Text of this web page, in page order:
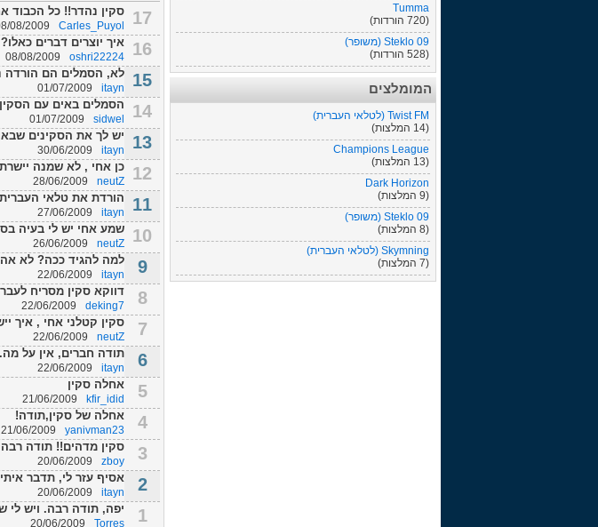
Tumma
(720 הורדות)
Steklo 09 (משופר)
(528 הורדות)
המומלצים
Twist FM (לטלאי העברית)
(14 המלצות)
Champions League
(13 המלצות)
Dark Horizon
(9 המלצות)
Steklo 09 (משופר)
(8 המלצות)
Skymning (לטלאי העברית)
(7 המלצות)
17 סקין נהדר!! כל הכבוד
Carles_Puyol
08/2009
16 איך יוצרים דברים כאלו?
oshri22224
08/08/2009
15 לא, הסמלים הם הורדה
itayn
01/07/2009
14 הסמלים באים עם
sidwel
01/07/2009
13 יש לך את הסקינים
itayn
30/06/2009
12 כן אחי , לא שמנה
neutZ
28/06/2009
11 הורדת את טלאי
itayn
27/06/2009
10 שמע אחי יש לי בעיה
neutZ
26/06/2009
9 למה להגיד ככה? לא
itayn
22/06/2009
8 דווקא סקין מסריח
deking7
22/06/2009
7 סקין קטלני אחי , איך
neutZ
22/06/2009
6 תודה חברים, אין על מה.
itayn
22/06/2009
5 אחלה סקין
kfir_idid
21/06/2009
4 אחלה של סקין,תודה!
yanivman23
21/06/2009
3 סקין מדהים!! תודה רבה
zboy
20/06/2009
2 אסיף עזר לי, תדבר
itayn
20/06/2009
1 יפה, תודה רבה. ויש
Torres
20/06/2009